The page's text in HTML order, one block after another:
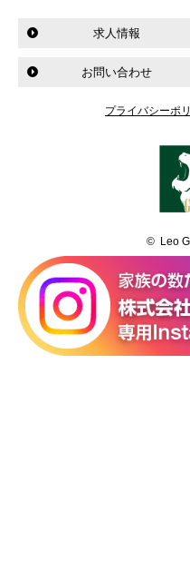
求人情報
お問い合わせ
プライバシーポ
© Leo